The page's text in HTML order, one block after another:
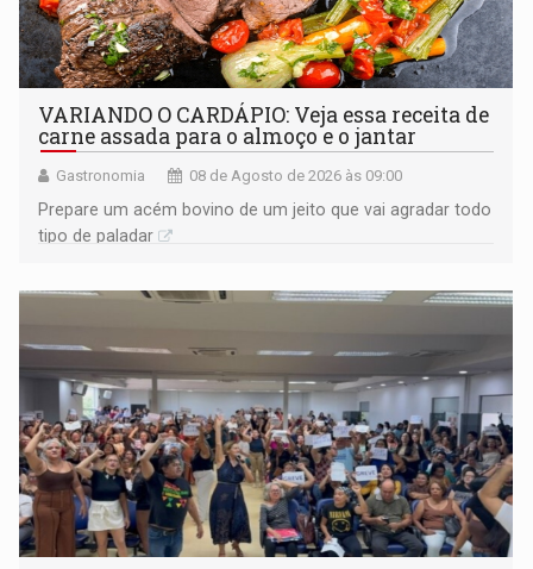
VARIANDO O CARDÁPIO: Veja essa receita de
carne assada para o almoço e o jantar
Gastronomia 08 de Agosto de 2026 às 09:00
Prepare um acém bovino de um jeito que vai agradar todo
tipo de paladar